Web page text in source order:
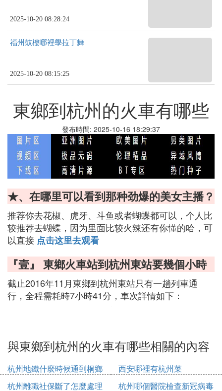
2025-10-20 08:28:24
福州鼓樓哪裡學拉丁舞
2025-10-20 08:15:25
東鄉到杭州的火車有哪些
發布時間: 2025-10-16 18:29:37
★、在哪里可以看到那种劲爆的美女主播？
推荐你去花椒、虎牙、斗鱼或者蝴蝶都可以，个人比
较推荐去蝴蝶，因为里面比较火辣还有你懂的哈，可
以直接 点击这里去观看
『壹』 東鄉火車站到杭州東站要幾個小時
截止2016年11月東鄉到杭州東站只有一趟列車通
行，全程需耗時7小時41分，車次詳情如下：
與東鄉到杭州的火車有哪些相關的內容
杭州地鐵什麼時候通到桐鄉
西安哪裡有杭州菜
杭州離職社保斷了怎麼處理
杭州哪個醫院檢查新冠病毒